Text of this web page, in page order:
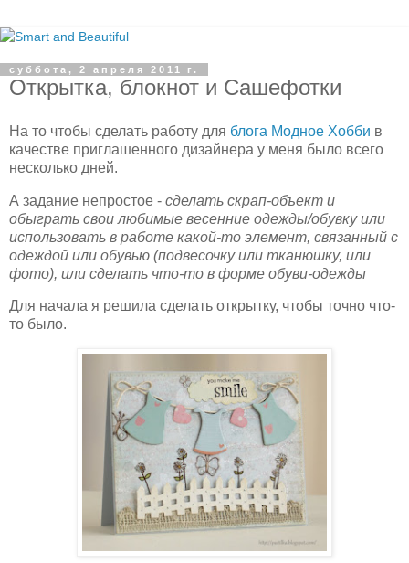
суббота, 2 апреля 2011 г.
Открытка, блокнот и Сашефотки
На то чтобы сделать работу для блога Модное Хобби в
качестве приглашенного дизайнера у меня было всего
несколько дней.
А задание непростое - сделать скрап-объект и
обыграть свои любимые весенние одежды/обувку или
использовать в работе какой-то элемент, связанный с
одеждой или обувью (подвесочку или тканюшку, или
фото), или сделать что-то в форме обуви-одежды
Для начала я решила сделать открытку, чтобы точно что-
то было.